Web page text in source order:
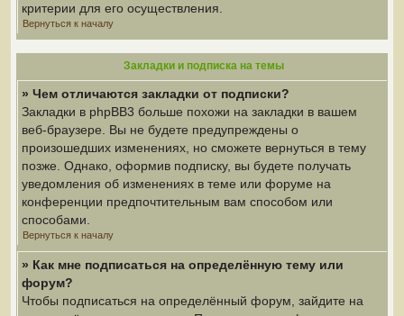
критерии для его осуществления.
Вернуться к началу
Закладки и подписка на темы
» Чем отличаются закладки от подписки?
Закладки в phpBB3 больше похожи на закладки в вашем
веб-браузере. Вы не будете предупреждены о
произошедших изменениях, но сможете вернуться в тему
позже. Однако, оформив подписку, вы будете получать
уведомления об изменениях в теме или форуме на
конференции предпочтительным вам способом или
способами.
Вернуться к началу
» Как мне подписаться на определённую тему или
форум?
Чтобы подписаться на определённый форум, зайдите на